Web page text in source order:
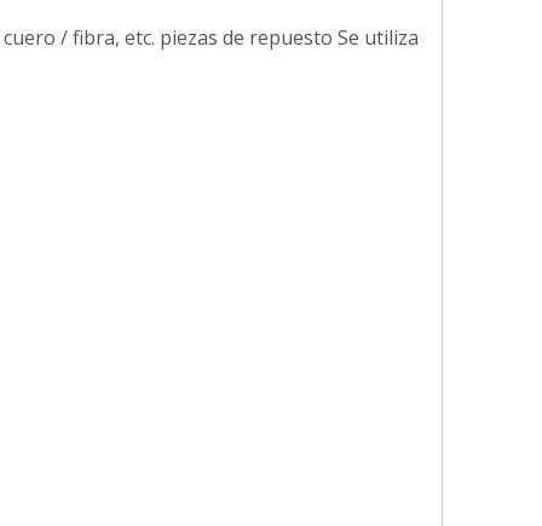
/ fibra, etc. piezas de repuesto Se utiliza